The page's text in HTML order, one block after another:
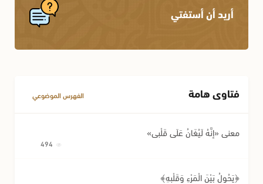
مسائل متفرقة في المعاملات
أريد أن أستفتي
فتاوى هامة الفهرس الموضوعي
معنى «إِنَّهُ لَيُغَانُ عَلَى قَلْبِي»
﴿يَحُولُ بَيْنَ الْمَرْءِ وَقَلْبِهِ﴾